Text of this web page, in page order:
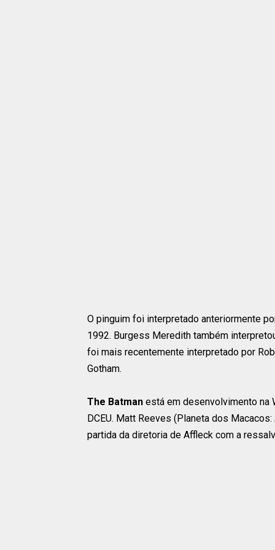
O pinguim foi interpretado anteriormente
1992. Burgess Meredith também
foi mais recentemente interpretado por
Gotham.
The Batman está em desenvolvimento na
DCEU. Matt Reeves (Planeta dos
partida da diretoria de Affleck com a